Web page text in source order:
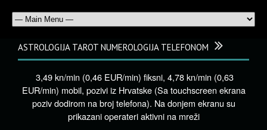
ASTROLOGIJA TAROT NUMEROLOGIJA TELEFONOM
3,49 kn/min (0,46 EUR/min) fiksni, 4,78 kn/min (0,63
EUR/min) mobil, pozivi iz Hrvatske (Sa touchscreen ekrana
poziv dodirom na broj telefona). Na donjem ekranu su
prikazani operateri aktivni na mreži